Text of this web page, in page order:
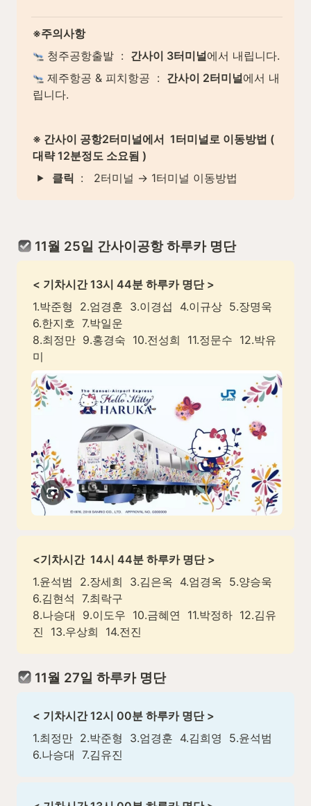
※주의사항
청주공항출발  : 간사이 3터미널에서 내립니다.
제주항공 & 피치항공  : 간사이 2터미널에서 내
립니다.
※ 간사이 공항2터미널에서  1터미널로 이동방법 (
대략 12분정도 소요됨 )
클릭 :   2터미널 → 1터미널 이동방법
11월 25일 간사이공항 하루카 명단
< 기차시간 13시 44분 하루카 명단 >
1.박준형  2.엄경훈  3.이경섭  4.이규상  5.장명욱
6.한지호  7.박일운
8.최정만  9.홍경숙  10.전성희  11.정문수  12.박유
미
<기차시간  14시 44분 하루카 명단 >
1.윤석범  2.장세희  3.김은옥  4.엄경옥  5.양승욱
6.김현석  7.최락구
8.나승대  9.이도우  10.금혜연  11.박정하  12.김유
진  13.우상희  14.전진
11월 27일 하루카 명단
< 기차시간 12시 00분 하루카 명단 >
1.최정만  2.박준형  3.엄경훈  4.김희영  5.윤석범
6.나승대  7.김유진